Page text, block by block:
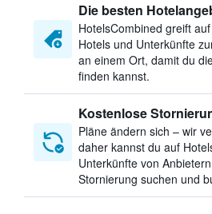
Die besten
HotelsCombined greift
Hotels und Unterkünfte
an einem Ort, damit du
finden kannst.
Kostenlose
Pläne ändern sich – wir
daher kannst du auf
Unterkünfte von
Stornierung suchen und